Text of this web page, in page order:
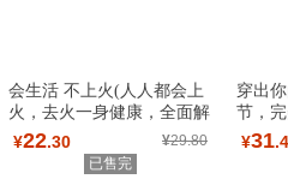
会生活 不上火(人人都会上
火，去火一身健康，全面解
读中医去火养
¥22.30 ¥29.80
已售完
穿出
节，
众不
¥31